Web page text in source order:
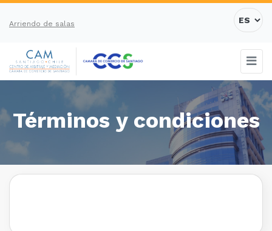
Arriendo de salas
Términos y condiciones